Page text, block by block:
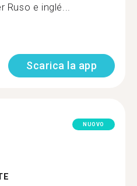
Ruso e inglé...
Scarica la app
NUOVO